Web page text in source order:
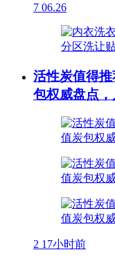
7 06.26
活性炭值得
包权威盘点
2 17小时前